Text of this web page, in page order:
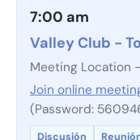
7:00 am
Valley Club -
Meeting Location
Join online
(Password:
Discusión